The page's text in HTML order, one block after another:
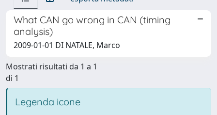
What CAN go wrong in CAN (timing
analysis)
2009-01-01 DI NATALE, Marco
Mostrati risultati da 1 a 1
di 1
Legenda icone